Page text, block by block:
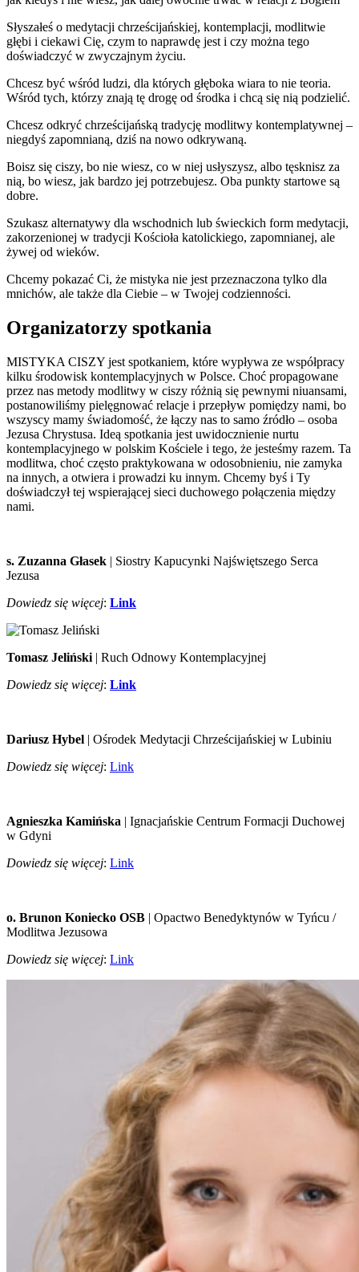
Słyszałeś o medytacji chrześcijańskiej, kontemplacji, modlitwie
głębi i ciekawi Cię, czym to naprawdę jest i czy można tego
doświadczyć w zwyczajnym życiu.
Chcesz być wśród ludzi, dla których głęboka wiara to nie teoria.
Wśród tych, którzy znają tę drogę od środka i chcą się nią podzielić.
Chcesz odkryć chrześcijańską tradycję modlitwy kontemplatywnej –
niegdyś zapomnianą, dziś na nowo odkrywaną.
Boisz się ciszy, bo nie wiesz, co w niej usłyszysz, albo tęsknisz za
nią, bo wiesz, jak bardzo jej potrzebujesz. Oba punkty startowe są
dobre.
Szukasz alternatywy dla wschodnich lub świeckich form medytacji,
zakorzenionej w tradycji Kościoła katolickiego, zapomnianej, ale
żywej od wieków.
Chcemy pokazać Ci, że mistyka nie jest przeznaczona tylko dla
mnichów, ale także dla Ciebie – w Twojej codzienności.
Organizatorzy spotkania
MISTYKA CISZY jest spotkaniem, które wypływa ze współpracy
kilku środowisk kontemplacyjnych w Polsce. Choć propagowane
przez nas metody modlitwy w ciszy różnią się pewnymi niuansami,
postanowiliśmy pielęgnować relacje i przepływ pomiędzy nami, bo
wszyscy mamy świadomość, że łączy nas to samo źródło – osoba
Jezusa Chrystusa. Ideą spotkania jest uwidocznienie nurtu
kontemplacyjnego w polskim Kościele i tego, że jesteśmy razem. Ta
modlitwa, choć często praktykowana w odosobnieniu, nie zamyka
na innych, a otwiera i prowadzi ku innym. Chcemy byś i Ty
doświadczył tej wspierającej sieci duchowego połączenia między
nami.
s. Zuzanna Głasek | Siostry Kapucynki Najświętszego Serca
Jezusa
Dowiedz się więcej: Link
Tomasz Jeliński | Ruch Odnowy Kontemplacyjnej
Dowiedz się więcej: Link
Dariusz Hybel | Ośrodek Medytacji Chrześcijańskiej w Lubiniu
Dowiedz się więcej: Link
Agnieszka Kamińska | Ignacjańskie Centrum Formacji Duchowej
w Gdyni
Dowiedz się więcej: Link
o. Brunon Koniecko OSB | Opactwo Benedyktynów w Tyńcu /
Modlitwa Jezusowa
Dowiedz się więcej: Link